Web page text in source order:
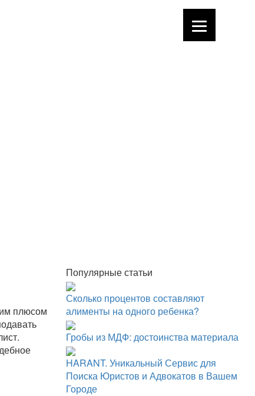
плюсом
Популярные статьи
Сколько процентов составляют
алименты на одного ребенка?
Гробы из МДФ: достоинства материала
HARANT. Уникальный Сервис для
Поиска Юристов и Адвокатов в Вашем
Городе